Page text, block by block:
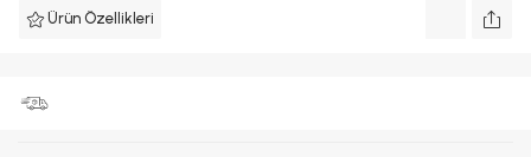
Ürün Özellikleri